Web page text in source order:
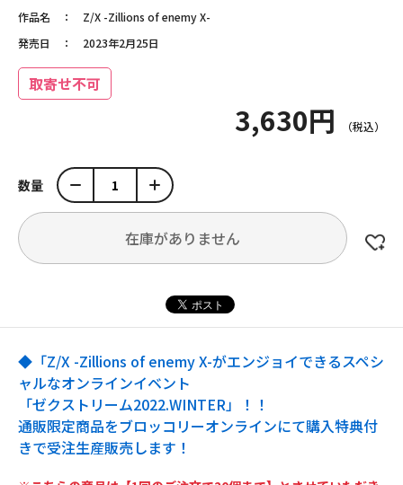
作品名
Z/X -Zillions of enemy X-
発売日
2023年2月25日
取寄せ不可
3,630円
数量
在庫がありません
◆「Z/X -Zillions of enemy X-がエンジョイできるスペシ
ャルなオンラインイベント
「ゼクストリーム2022.WINTER」！！
通販限定商品をブロッコリーオンラインにて購入特典付
きで受注生産販売します！